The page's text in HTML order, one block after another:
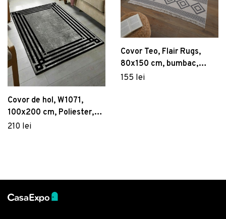
Covor de hol, W1071,
100x200 cm, Poliester,
Multicolor
210 lei
Covor Teo, Flair Rugs,
80x150 cm, bumbac,
monocrom/negru
155 lei